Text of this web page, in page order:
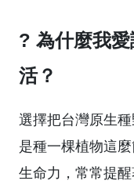
? 為什麼我
活？
選擇把台灣原生
是種一棵植物這
生命力，常常提